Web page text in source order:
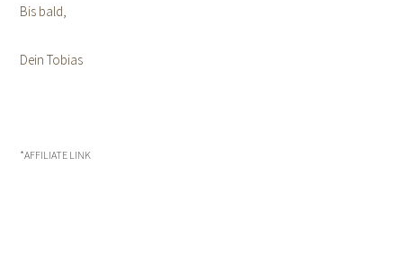
Bis bald,
Dein Tobias
*AFFILIATE LINK